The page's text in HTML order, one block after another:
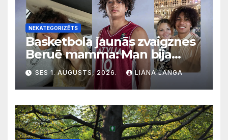
NEKATEGORIZĒTS
Basketbola jaunās zvaigznes
Beruē mamma: Man bija
svarīgi, lai bērni apgūst
latviešu valodu
SES 1. AUGUSTS, 2026. LIĀNA LANGA